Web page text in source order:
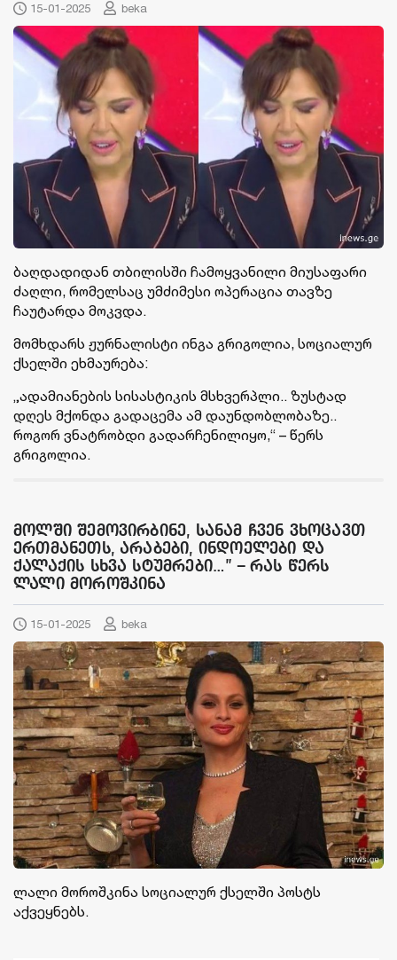
15-01-2025 beka
ბაღდადიდან თბილისში ჩამოყვანილი მიუსაფარი
ძაღლი, რომელსაც უმძიმესი ოპერაცია თავზე
ჩაუტარდა მოკვდა.
მომხდარს ჟურნალისტი ინგა გრიგოლია, სოციალურ
ქსელში ეხმაურება:
„ადამიანების სისასტიკის მსხვერპლი.. ზუსტად
დღეს მქონდა გადაცემა ამ დაუნდობლობაზე..
როგორ ვნატრობდი გადარჩენილიყო,“ – წერს
გრიგოლია.
მოლში შემოვირბინე, სანამ ჩვენ ვხოცავთ
ერთმანეთს, არაბები, ინდოელები და
ქალაქის სხვა სტუმრები…” – რას წერს
ლალი მოროშკინა
15-01-2025 beka
ლალი მოროშკინა სოციალურ ქსელში პოსტს
აქვეყნებს.